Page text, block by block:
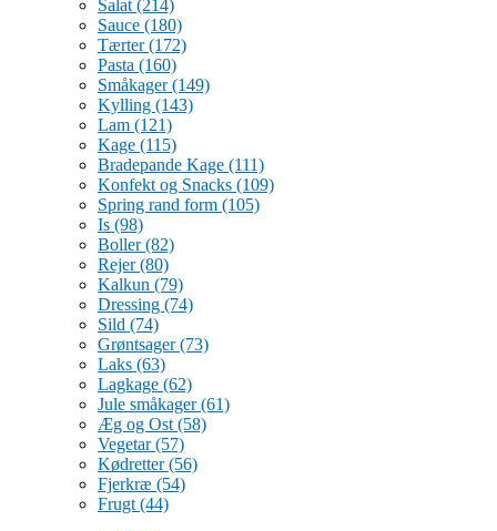
Salat (214)
Sauce (180)
Tærter(172)
Pasta (160)
Småkager(149)
Kylling (143)
Lam (121)
Kage (115)
Bradepande Kage (111)
Konfekt og Snacks (109)
Spring rand form (105)
Is (98)
Boller(82)
Rejer(80)
Kalkun (79)
Dressing (74)
Sild (74)
Grøntsager(73)
Laks (63)
Lagkage (62)
Jule småkager(61)
Æg og Ost (58)
Vegetar(57)
Kødretter(56)
Fjerkræ (54)
Frugt (44)